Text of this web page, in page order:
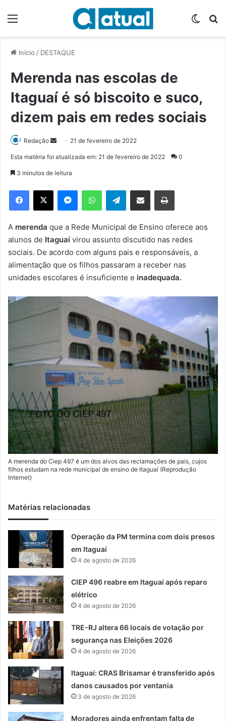
Início / DESTAQUE
Merenda nas escolas de
Itaguaí é só biscoito e suco,
dizem pais em redes sociais
Redação
d
e
m
e
-
m
a
21 de fevereiro de 2022
Esta matéria foi atualizada em: 21 de fevereiro de 2022 0
3 minutos de leitura
Telegram
A merenda que a Rede Municipal de Ensino oferece aos
alunos de Itaguaí virou assunto discutido nas redes
sociais. De acordo com alguns pais e responsáveis, a
alimentação que os filhos passaram a receber nas
unidades escolares é insuficiente e inadequada.
A merenda do Ciep 497 é um dos alvos das reclamações de pais, cujos
filhos estudam na rede municipal de ensino de Itaguaí (Reprodução
Internet)
Matérias relacionadas
Operação da PM termina com dois presos
em Itaguaí
4 de agosto de 2026
CIEP 496 reabre em Itaguaí após reparo
elétrico
4 de agosto de 2026
TRE-RJ altera 66 locais de votação por
segurança nas Eleições 2026
4 de agosto de 2026
Itaguaí: CRAS Brisamar é transferido após
danos causados por ventania
3 de agosto de 2026
Moradores ainda enfrentam falta de